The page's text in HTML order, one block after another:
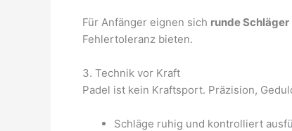
Für Anfänger eignen sich runde Schläger
Fehlertoleranz bieten.
3. Technik vor Kraft
Padel ist kein Kraftsport. Präzision,
Schläge ruhig und kontrolliert